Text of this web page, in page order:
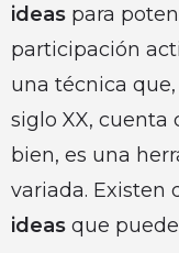
ideas para
participación
una técnica
siglo XX, cuenta
bien, es una
variada. Existen
ideas que